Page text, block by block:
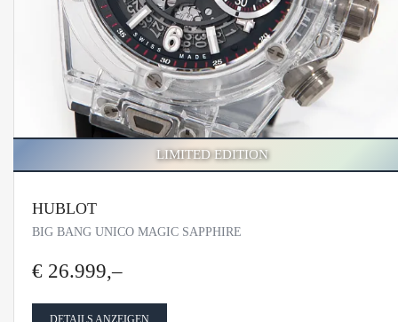
LIMITED EDITION
HUBLOT
BIG BANG UNICO MAGIC SAPPHIRE
€ 26.999,–